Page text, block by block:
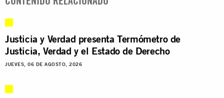
Justicia y Verdad presenta Termómetro de
Justicia, Verdad y el Estado de Derecho
JUEVES, 06 DE AGOSTO, 2026